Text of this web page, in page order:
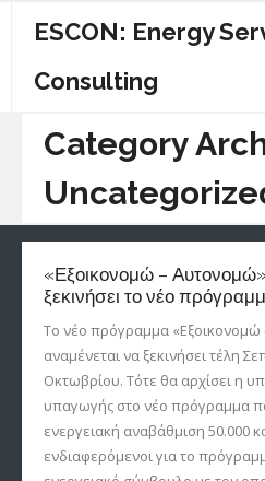
ESCON: Energy
Consulting
ΠΟΙΟΙ ΕΙΜΑΣΤΕ
ΚΕΝΤΡΙΚΗ
ΕΝΕΡΓΕΙΑΚΟΣ ΟΔΗΓΟΣ
ΥΠΗΡΕΣΙΕΣ
ΕΠΙΚΟΙΝΩΝΙΑ
Category
«Εξοικονομώ –
ξεκινήσει το νέο
Το νέο πρόγραμμα «Εξοικονομώ
αναμένεται να ξεκινήσει τέλη
Οκτωβρίου. Τότε θα αρχίσει η
υπαγωγής στο νέο πρόγραμμα
ενεργειακή αναβάθμιση 50.000
ενδιαφερόμενοι για το